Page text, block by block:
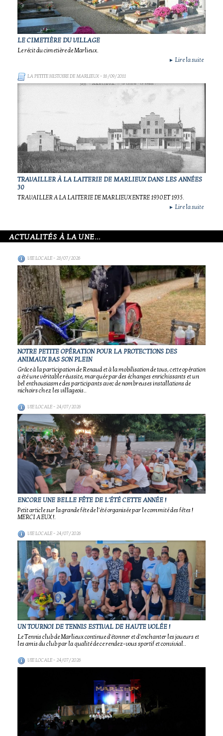
LE CIMETIÈRE DU VILLAGE
Le récit du cimetière de Marlieux.
► Lire la suite
LA PETITE HISTOIRE DE MARLIEUX- 16/09/2011
TRAVAILLER À LA LAITERIE DE MARLIEUX DANS LES ANNÉES
30
TRAVAILLER A LA LAITERIE DE MARLIEUX ENTRE 1930 ET 1935.
► Lire la suite
ACTUALITÉS À LA UNE...
VIE LOCALE- 28/07/2026
NOTRE PETITE OPÉRATION POUR LA PROTECTIONS DES
ANIMAUX BAS SON PLEIN
Grâce à la participation de Renaud et à la mobilisation de tous, cette opération
a été une véritable réussite, marquée par des échanges enrichissants et un
bel enthousiasme des participants avec de nombreuses installations de
nichoirs chez les villageois..
VIE LOCALE- 24/07/2026
ENCORE UNE BELLE FÊTE DE L'ÉTÉ CETTE ANNÉE !
Petit article sur la grande fête de l'été organisée par le commité des fêtes !
MERCI A EUX !.
VIE LOCALE- 24/07/2026
UN TOURNOI DE TENNIS ESTIVAL DE HAUTE VOLÉE !
Le Tennis club de Marlieux continue d'étonner et d'enchanter les joueurs et
les amis du club par la qualité de ce rendez-vous sportif et convivial..
VIE LOCALE- 24/07/2026